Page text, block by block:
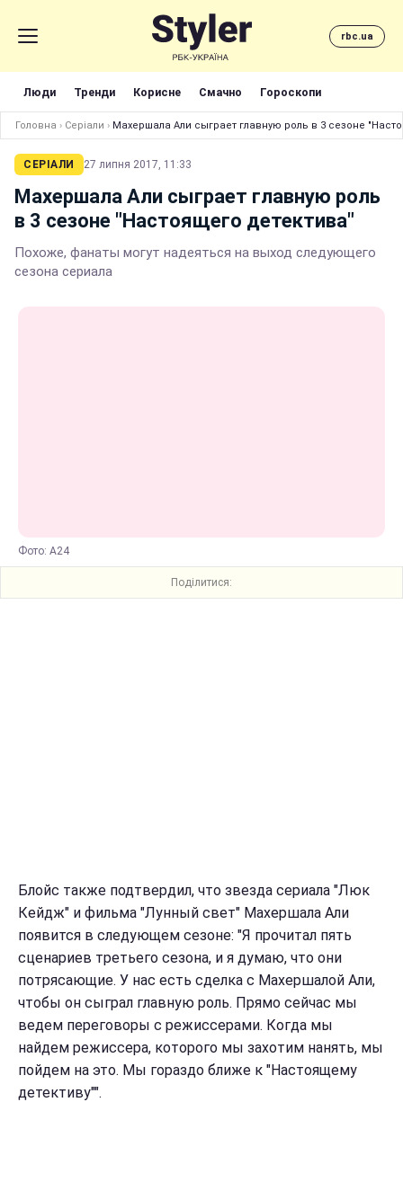
rbc.ua
Люди Тренди Корисне Смачно Гороскопи
Головна › Серіали › Махершала Али сыграет главную роль в 3 сезоне
СЕРІАЛИ 27 липня 2017, 11:33
Махершала Али сыграет главную роль
в 3 сезоне "Настоящего детектива"
Похоже, фанаты могут надеяться на выход следующего
сезона сериала
Фото: A24
Поділитися:
Блойс также подтвердил, что звезда сериала "Люк
Кейдж" и фильма "Лунный свет" Махершала Али
появится в следующем сезоне: "Я прочитал пять
сценариев третьего сезона, и я думаю, что они
потрясающие. У нас есть сделка с Махершалой Али,
чтобы он сыграл главную роль. Прямо сейчас мы
ведем переговоры с режиссерами. Когда мы
найдем режиссера, которого мы захотим нанять, мы
пойдем на это. Мы гораздо ближе к "Настоящему
детективу"".